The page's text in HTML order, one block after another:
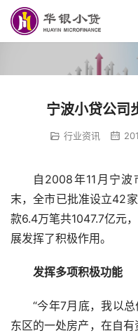
宁波小贷公司
行业资讯
自2008年11月宁
末，全市已批准设立42
款6.4万笔共1047.7亿元
展发挥了积极作用。
发挥多项积极功能
“今年7月底，我以
东区的一处房产，在自